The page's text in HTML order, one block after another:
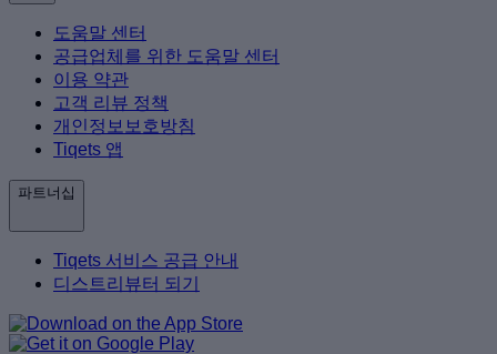
도움말 센터
공급업체를 위한 도움말 센터
이용 약관
고객 리뷰 정책
개인정보보호방침
Tiqets 앱
파트너십
Tiqets 서비스 공급 안내
디스트리뷰터 되기